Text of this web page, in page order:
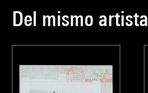
Del mismo artista